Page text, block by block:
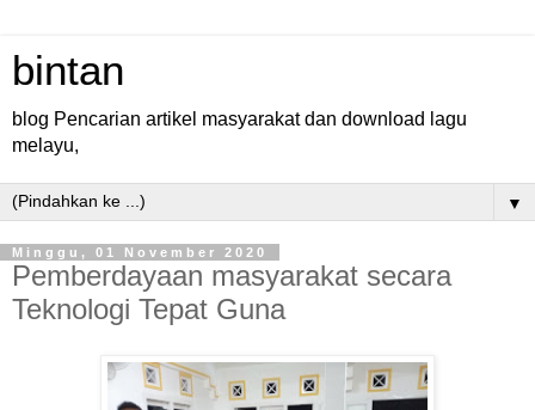
bintan
blog Pencarian artikel masyarakat dan download lagu
melayu,
▼
Minggu, 01 November 2020
Pemberdayaan masyarakat secara
Teknologi Tepat Guna